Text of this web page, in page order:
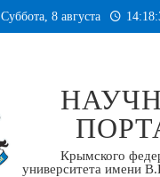
Суббота, 8 августа
Крымского
университета имени